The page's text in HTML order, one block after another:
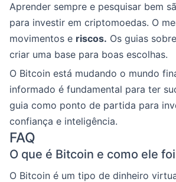
Aprender sempre e pesquisar bem
para investir em criptomoedas. O
movimentos e riscos. Os guias
criar uma base para boas escolhas.
O Bitcoin está mudando o mundo
informado é fundamental para ter
guia como ponto de partida para
confiança e inteligência.
FAQ
O que é Bitcoin e como ele
O Bitcoin é um tipo de dinheiro